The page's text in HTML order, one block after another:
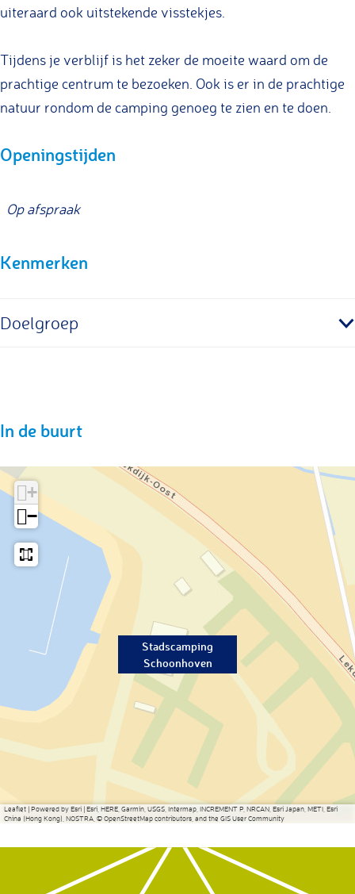
v
n
h
v
e
n
n
o
v
e
n
o
v
e
uiteraard ook uitstekende visstekjes.
Tijdens je verblijf is het zeker de moeite waard om de
prachtige centrum te bezoeken. Ook is er in de prachtige
natuur rondom de camping genoeg te zien en te doen.
Openingstijden
Op afspraak
Kenmerken
Doelgroep
In de buurt
Stadscamping
Schoonhoven
+
−
Leaflet |Powered by Esri | Esri, HERE, Garmin, USGS, Intermap, INCREMENT P, NRCAN, Esri Japan, METI, Esri
China (Hong Kong), NOSTRA, © OpenStreetMap contributors, and the GIS User Community